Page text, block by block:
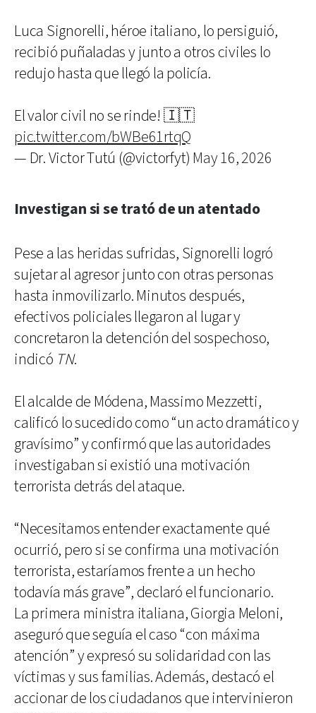
Luca Signorelli, héroe italiano, lo persiguió,
recibió puñaladas y junto a otros civiles lo
redujo hasta que llegó la policía.
El valor civil no se rinde! 🇮🇹
pic.twitter.com/bWBe61rtqQ
— Dr. Victor Tutú (@victorfyt) May 16, 2026
Investigan si se trató de un atentado
Pese a las heridas sufridas, Signorelli logró
sujetar al agresor junto con otras personas
hasta inmovilizarlo. Minutos después,
efectivos policiales llegaron al lugar y
concretaron la detención del sospechoso,
indicó TN.
El alcalde de Módena, Massimo Mezzetti,
calificó lo sucedido como “un acto dramático y
gravísimo” y confirmó que las autoridades
investigaban si existió una motivación
terrorista detrás del ataque.
“Necesitamos entender exactamente qué
ocurrió, pero si se confirma una motivación
terrorista, estaríamos frente a un hecho
todavía más grave”, declaró el funcionario.
La primera ministra italiana, Giorgia Meloni,
aseguró que seguía el caso “con máxima
atención” y expresó su solidaridad con las
víctimas y sus familias. Además, destacó el
accionar de los ciudadanos que intervinieron